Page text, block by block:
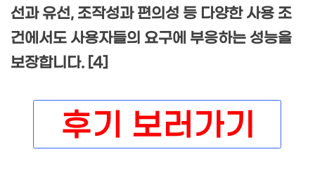
선과 유선, 조작성과 편의성 등 다양한 사용 조
건에서도 사용자들의 요구에 부응하는 성능을
보장합니다. [4]